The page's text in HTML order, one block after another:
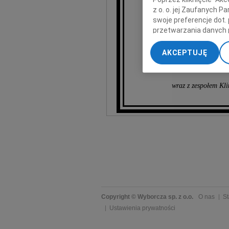
wraz z zespołem
Copyright © Wyborcza sp. z o.o. O nas
Ustawienia prywatności
z o. o. jej Zaufanych
swoje preferencje dot.
przetwarzania danych
„Ustawienia
My, nasi Zaufani
dokładnych danych
Przechowywanie
treści, badnie
AKCEPTUJĘ